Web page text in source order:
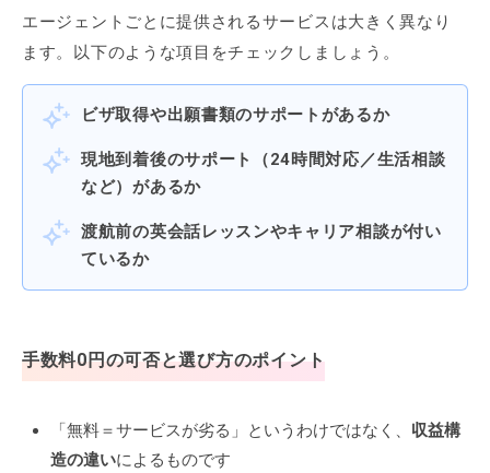
エージェントごとに提供されるサービスは大きく異なり
ます。以下のような項目をチェックしましょう。
ビザ取得や出願書類のサポートがあるか
現地到着後のサポート（24時間対応／生活相談
など）があるか
渡航前の英会話レッスンやキャリア相談が付い
ているか
手数料0円の可否と選び方のポイント
「無料＝サービスが劣る」というわけではなく、 収益構
造の違いによるものです